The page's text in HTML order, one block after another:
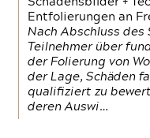
Entfolierungen an
Nach Abschluss
Teilnehmer über
der Folierung von
der Lage, Schäden
qualifiziert zu
deren Auswi…